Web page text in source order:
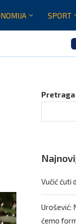
SPORT
Pretraga
Vučić ćuti
Urošević:
ćemo